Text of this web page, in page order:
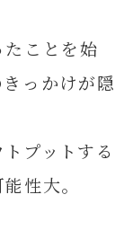
ことを始
っかけが隠
プットする
性大。